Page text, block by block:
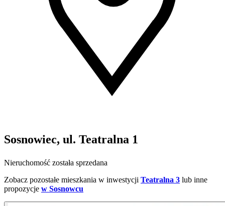
Sosnowiec, ul. Teatralna 1
Nieruchomość została sprzedana
Zobacz pozostałe mieszkania w inwestycji Teatralna 3 lub inne
propozycje w Sosnowcu